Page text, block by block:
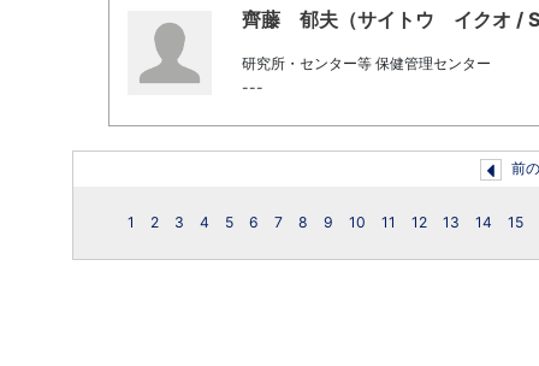
齊藤 郁夫（サイトウ イクオ /
研究所・センター等 保健管理センター
---
前
1 2 3 4 5 6 7 8 9 10 11 12 13 14 15